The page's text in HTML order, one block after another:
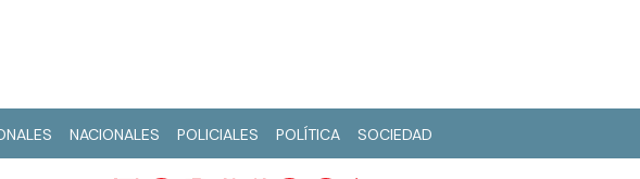
NACIONALES POLICIALES POLÍTICA SOCIEDAD